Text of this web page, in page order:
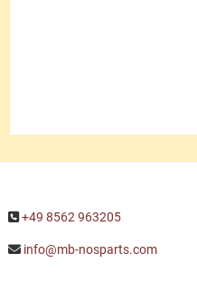
+49 8562 963205
info@mb-nosparts.com